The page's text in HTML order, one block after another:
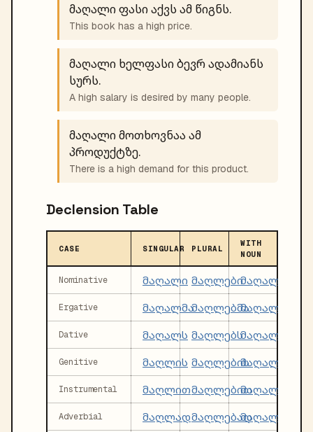
მაღალი ფასი აქვს ამ წიგნს.
This book has a high price.
მაღალი ხელფასი ბევრ ადამიანს
სურს.
A high salary is desired by many people.
მაღალი მოთხოვნაა ამ
პროდუქტზე.
There is a high demand for this product.
Declension Table
CASE SINGULAR PLURAL
WITH
NOUN
Nominative მაღალი მაღლებიმაღალი
Ergative მაღალმამაღლებმამაღალმა
Dative მაღალს მაღლებსმაღალ
Genitive მაღლის მაღლებისმაღალი
Instrumental მაღლითმაღლებითმაღალი
Adverbial მაღლადმაღლებადმაღალ